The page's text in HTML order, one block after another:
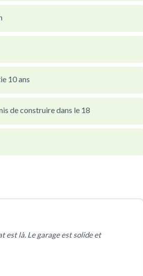
10 ans
de construire dans le 18
est là. Le garage est solide et